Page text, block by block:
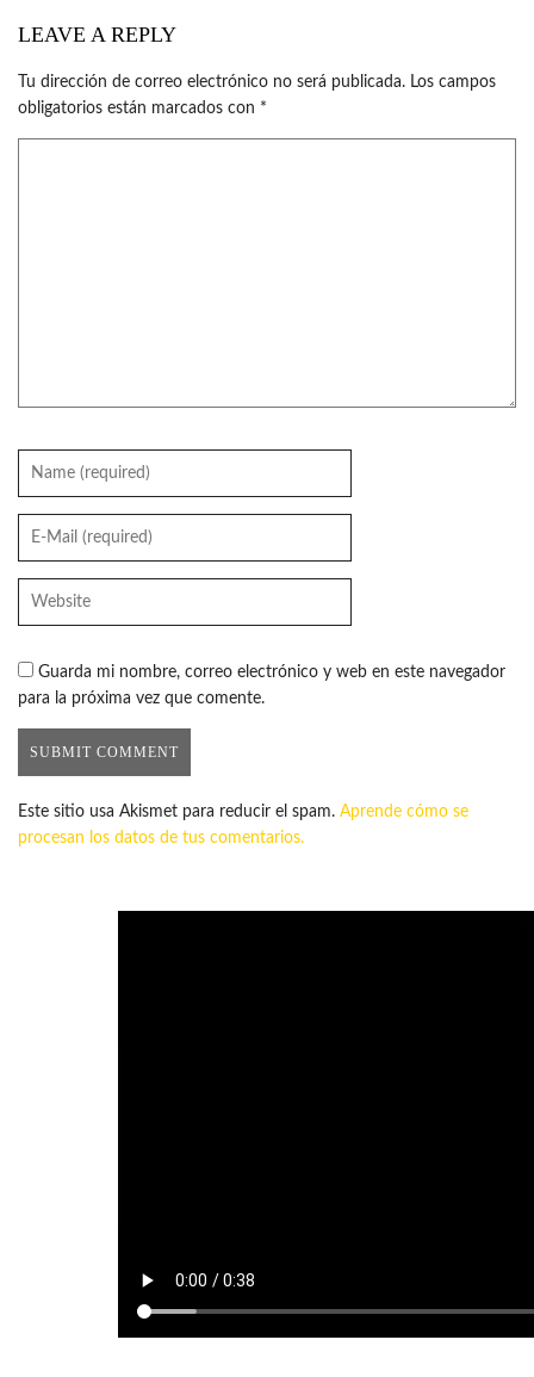
LEAVE A REPLY
Tu dirección de correo electrónico no será publicada. Los campos
obligatorios están marcados con *
Guarda mi nombre, correo electrónico y web en este navegador
para la próxima vez que comente.
Este sitio usa Akismet para reducir el spam. Aprende cómo se
procesan los datos de tus comentarios.